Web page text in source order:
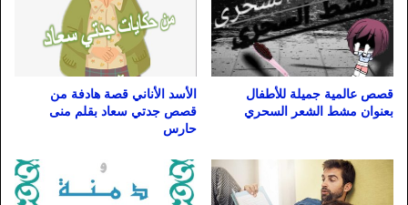
قصص عالمية جميلة للأطفال
بعنوان مشط الشعر السحري
الأسد الأناني قصة هادفة من
قصص جدتي سعاد بقلم منى
حارس